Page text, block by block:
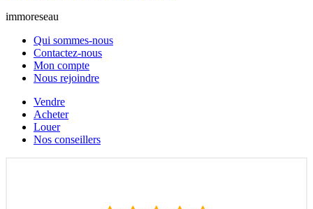
immoreseau
Qui sommes-nous
Contactez-nous
Mon compte
Nous rejoindre
Vendre
Acheter
Louer
Nos conseillers